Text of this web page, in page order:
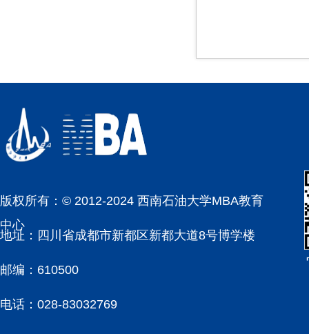
版权所有：© 2012-2024 西南石油大学MBA教育
中心
地址：四川省成都市新都区新都大道8号博学楼
邮编：610500
电话：028-83032769